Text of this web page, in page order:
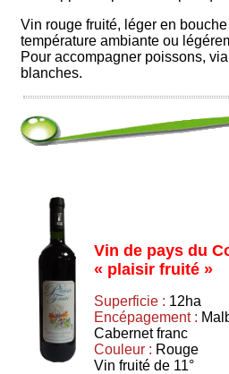
Vin rouge fruité, léger en
température ambiante ou
Pour accompagner poissons,
blanches.
Vin de pays du
« plaisir fruité »
Superficie : 12ha
Encépagement :
Cabernet franc
Couleur : Rouge
Vin fruité de 11°